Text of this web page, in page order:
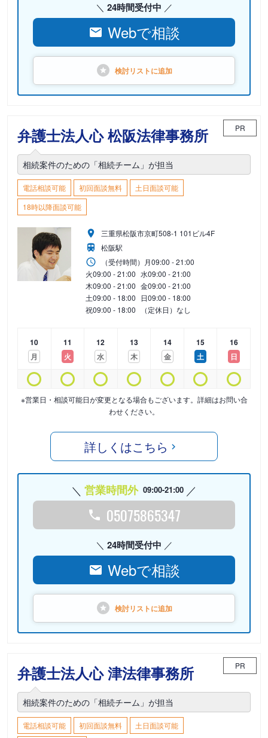
24時間受付中
Webで相談
検討リストに追加
弁護士法人心 松阪法律事務所 PR
相続案件のための「相続チーム」が担当
電話相談可能 初回面談無料
土日面談可能
18時以降面談可能
三重県松阪市京町508-1 101ビル4F
松阪駅
（受付時間） 月09:00 - 21:00
火09:00 - 21:00 水09:00 - 21:00
木09:00 - 21:00 金09:00 - 21:00
土09:00 - 18:00 日09:00 - 18:00
祝09:00 - 18:00 （定休日）なし
10
月
11
火
12
水
13
木
14
金
15
土
16
日
※営業日・相談可能日が変更となる場合もございます。詳細はお問い合
わせください。
詳しくはこちら
営業時間外 09:00-21:00
05075865347
24時間受付中
Webで相談
検討リストに追加
弁護士法人心 津法律事務所 PR
相続案件のための「相続チーム」が担当
電話相談可能 初回面談無料 土日面談可能